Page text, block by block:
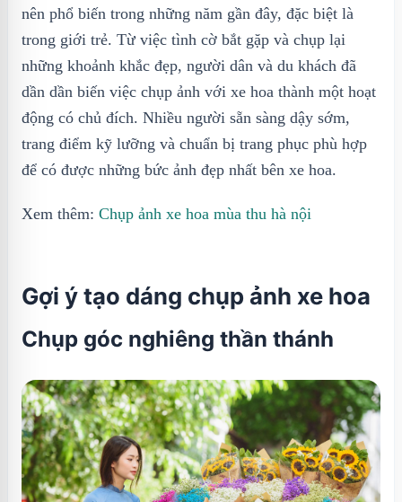
nên phổ biến trong những năm gần đây, đặc biệt là
trong giới trẻ. Từ việc tình cờ bắt gặp và chụp lại
những khoảnh khắc đẹp, người dân và du khách đã
dần dần biến việc chụp ảnh với xe hoa thành một hoạt
động có chủ đích. Nhiều người sẵn sàng dậy sớm,
trang điểm kỹ lưỡng và chuẩn bị trang phục phù hợp
để có được những bức ảnh đẹp nhất bên xe hoa.
Xem thêm: Chụp ảnh xe hoa mùa thu hà nội
Gợi ý tạo dáng chụp ảnh xe hoa
Chụp góc nghiêng thần thánh